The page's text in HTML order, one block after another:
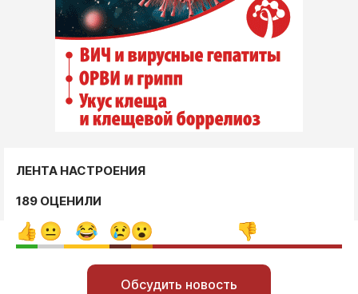
ЛЕНТА НАСТРОЕНИЯ
189 ОЦЕНИЛИ
Обсудить новость